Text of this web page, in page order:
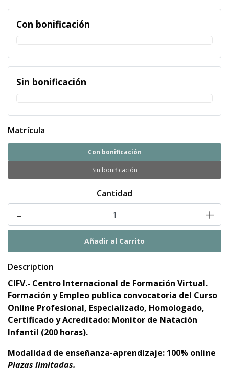
Con bonificación
Sin bonificación
Matrícula
Con bonificación
Sin bonificación
Cantidad
- +
Description
CIFV.- Centro Internacional de Formación Virtual.
Formación y Empleo publica convocatoria del Curso
Online Profesional, Especializado, Homologado,
Certificado y Acreditado: Monitor de Natación
Infantil (200 horas).
Modalidad de enseñanza-aprendizaje: 100% online
Plazas limitadas.